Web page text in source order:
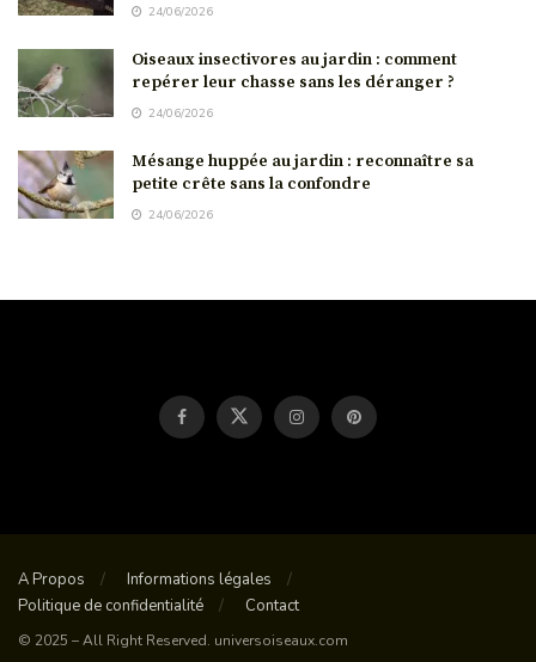
24/06/2026
Oiseaux insectivores au jardin : comment
repérer leur chasse sans les déranger ?
24/06/2026
Mésange huppée au jardin : reconnaître sa
petite crête sans la confondre
24/06/2026
A Propos
Informations légales
Politique de confidentialité
Contact
© 2025 – All Right Reserved. universoiseaux.com